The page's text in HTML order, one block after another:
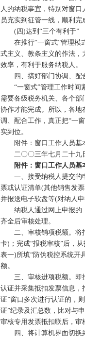
人的纳税事宜，特别对窗口
员充实到征管一线，顺利完
(四)达到“三个有利于”
在推行“一窗式”管理模
式主义、教条主义的作法
效率，有利于服务纳税人。
四、搞好部门协调、配
“一窗式”管理工作时间紧
需要各级税务机关、各个
协作才能完成。所以，各地
调、配合工作，真正把“一
实到位。
附件：窗口工作人员基
二〇〇三年七月二十九
附件：窗口工作人员基
一、接受纳税人提交的申
票或认证清单(其他销售发
并报送电子软盘等(对纳人
纳税人通过网上申报的，
齐全后审核处理。
二、审核销项税额。将报
卡)；完成“报税审核”后，
表一)所填“防伪税控系统开
额。
三、审核进项税额。即抵
认证并采集抵扣发票信息，
证”窗口多次进行认证的，
证”纪录及汇总数，比对与
审核专用发票抵扣联后，审
四、将计算机界面切换到